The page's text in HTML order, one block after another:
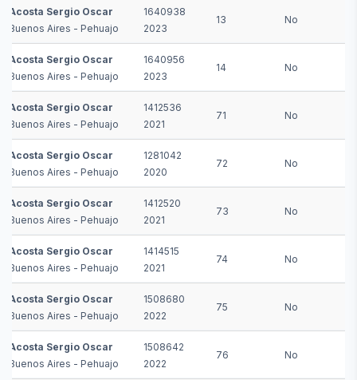
Acosta Sergio Oscar
Buenos Aires - Pehuajo
1640938
2023
13 No
Acosta Sergio Oscar
Buenos Aires - Pehuajo
1640956
2023
14 No
Acosta Sergio Oscar
Buenos Aires - Pehuajo
1412536
2021
71 No
Acosta Sergio Oscar
Buenos Aires - Pehuajo
1281042
2020
72 No
Acosta Sergio Oscar
Buenos Aires - Pehuajo
1412520
2021
73 No
Acosta Sergio Oscar
Buenos Aires - Pehuajo
1414515
2021
74 No
Acosta Sergio Oscar
Buenos Aires - Pehuajo
1508680
2022
75 No
Acosta Sergio Oscar
Buenos Aires - Pehuajo
1508642
2022
76 No